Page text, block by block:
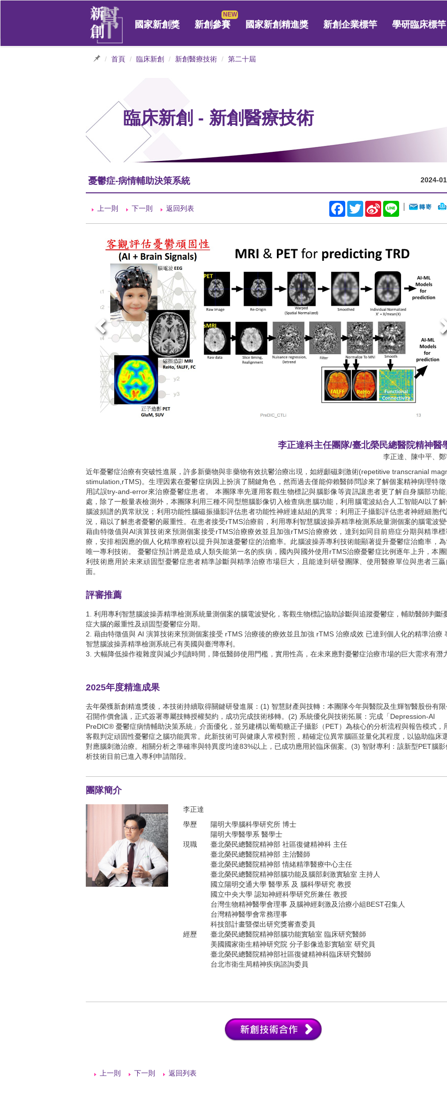
國家新創獎 新創參賽 國家新創精進獎 新創企業標竿 學研臨床標竿
首頁 臨床新創 新創醫療技術 第二十屆
臨床新創 - 新創醫療技術
憂鬱症-病情輔助決策系統 2024-
上一則 下一則 返回列表 Facebook
TwitterSina
Weibo
Line
李正達科主任團隊/臺北榮民總醫院精神醫
近年憂鬱症治療有突破性進展，許多新藥物與非藥物有效抗鬱治療出現，如經顱磁刺激術(repetitive transcranial
stimulation,rTMS)。生理因素在憂鬱症病因上扮演了關鍵角色，然而過去僅能仰賴醫師問診來了解個案精神病理特徵
用試誤try-and-error來治療憂鬱症患者。 本團隊率先運用客觀生物標記與腦影像等資訊讓患者更了解自身腦部功能
處，除了一般量表檢測外，本團隊利用三種不同型態腦影像切入檢查病患腦功能，利用腦電波結合人工智能AI以了解
腦波頻譜的異常狀況；利用功能性腦磁振攝影評估患者功能性神經連結組的異常；利用正子攝影評估患者神經細胞代
況，藉以了解患者憂鬱的嚴重性。在患者接受rTMS治療前，利用專利智慧腦波操弄精準檢測系統量測個案的腦電波變
藉由特徵值與AI演算技術來預測個案接受rTMS治療療效並且加強rTMS治療療效，達到如同目前癌症分期與精準標
療，安排相因應的個人化精準療程以提升與加速憂鬱症的治癒率。此腦波操弄專利技術能顯著提升憂鬱症治癒率，為
唯一專利技術。 憂鬱症預計將是造成人類失能第一名的疾病，國內與國外使用rTMS治療憂鬱症比例逐年上升，本團
利技術應用於未來頑固型憂鬱症患者精準診斷與精準治療市場巨大，且能達到研發團隊、使用醫療單位與患者三贏
評審推薦
1. 利用專利智慧腦波操弄精準檢測系統量測個案的腦電波變化，客觀生物標記協助診斷與追蹤憂鬱症，輔助醫師判斷
症大腦的嚴重性及頑固型憂鬱症分期。
2. 藉由特徵值與 AI 演算技術來預測個案接受 rTMS 治療後的療效並且加強 rTMS 治療成效 已達到個人化的精準治療
智慧腦波操弄精準檢測系統已有美國與臺灣專利。
2025年度精進成果
去年榮獲新創精進獎後，本技術持續取得關鍵研發進展：(1) 智慧財產與技轉：本團隊今年與醫院及生輝智醫股份有限
召開作價會議，正式簽署專屬技轉授權契約，成功完成技術移轉。(2) 系統優化與技術拓展：完成「Depression-AI
PreDIC® 憂鬱症病情輔助決策系統」介面優化，並另建構以葡萄糖正子攝影（PET）為核心的分析流程與報告模式，
客觀判定頑固性憂鬱症之腦功能異常。此新技術可與健康人常模對照，精確定位異常腦區並量化其程度，以協助臨床
對應腦刺激治療。相關分析之準確率與特異度均達83%以上，已成功應用於臨床個案。(3) 智財專利：該新型PET腦影
團隊簡介
陽明大學腦科學研究所 博士
陽明大學醫學系 醫學士
臺北榮民總醫院精神部 社區復健精神科 主任
臺北榮民總醫院精神部 主治醫師
臺北榮民總醫院精神部 情緒精準醫療中心主任
臺北榮民總醫院精神部腦功能及腦部刺激實驗室 主持人
國立陽明交通大學 醫學系 及 腦科學研究 教授
國立中央大學 認知神經科學研究所兼任 教授
台灣生物精神醫學會理事 及腦神經刺激及治療小組BEST召集人
台灣精神醫學會常務理事
科技部計畫暨傑出研究獎審查委員
臺北榮民總醫院精神部腦功能實驗室 臨床研究醫師
美國國家衛生精神研究院 分子影像造影實驗室 研究員
臺北榮民總醫院精神部社區復健精神科臨床研究醫師